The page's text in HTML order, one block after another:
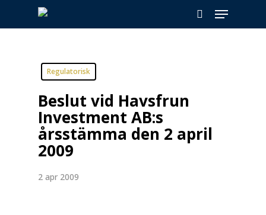
main
search
Menu
Regulatorisk
Beslut vid Havsfrun
Investment AB:s
årsstämma den 2 april
2009
2 apr 2009